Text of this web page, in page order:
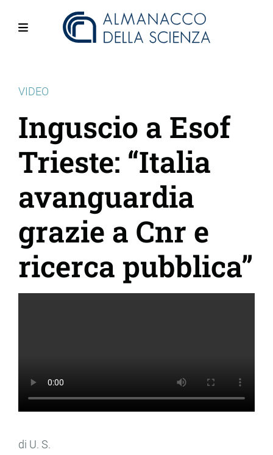
VIDEO
Inguscio a Esof
Trieste: “Italia
avanguardia
grazie a Cnr e
ricerca pubblica”
di U. S.